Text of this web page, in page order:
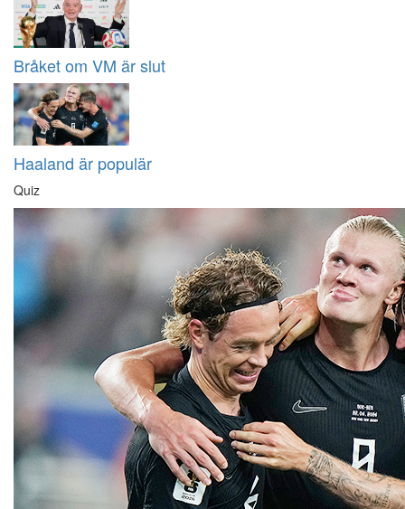
Bråket om VM är slut
Haaland är populär
Quiz